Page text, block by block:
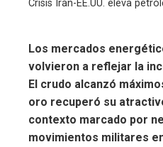
Crisis Irán-EE.UU. eleva
Los mercados
volvieron a reflejar la
El crudo alcanzó
oro recuperó su
contexto marcado por
movimientos militares